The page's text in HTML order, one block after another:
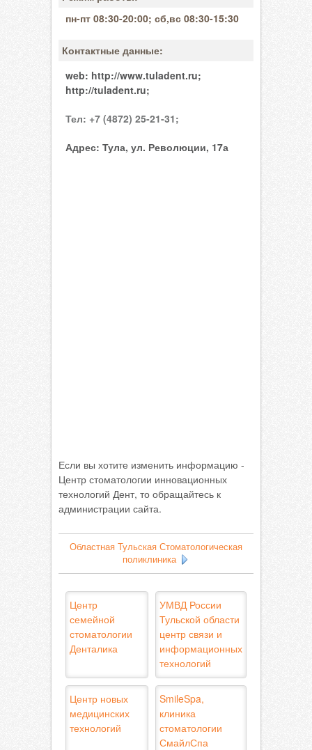
пн-пт 08:30-20:00; сб,вс 08:30-15:30
Контактные данные:
web: http://www.tuladent.ru;
http://tuladent.ru;
Тел: +7 (4872) 25-21-31;
Адрес: Тула, ул. Революции, 17а
Если вы хотите изменить информацию -
Центр стоматологии инновационных
технологий Дент, то обращайтесь к
администрации сайта.
Областная Тульская Стоматологическая
поликлиника
Центр
семейной
стоматологии
Денталика
УМВД России
Тульской области
центр связи и
информационных
технологий
Центр новых
медицинских
технологий
SmileSpa,
клиника
стоматологии
СмайлСпа